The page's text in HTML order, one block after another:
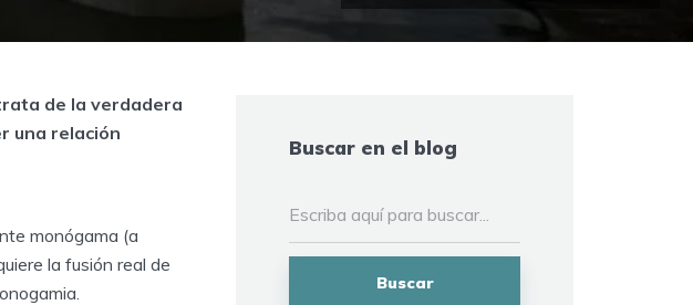
de la verdadera
una relación
monógama (a
la fusión real de
Buscar en el blog
Buscar